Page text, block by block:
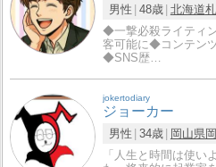
男性 48歳 北海道
◆一撃必殺ライティ
客可能に◆コンテン
◆SNS歴…
jokertodiary
ジョーカー
男性 34歳 岡山県
「人生と時間は使い